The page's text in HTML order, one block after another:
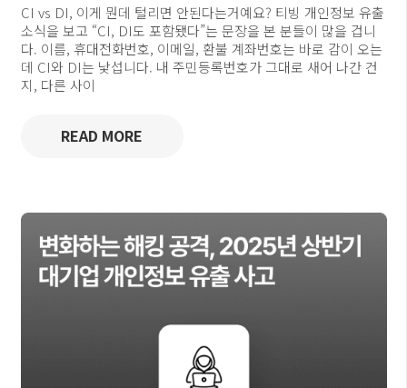
CI vs DI, 이게 뭔데 털리면 안된다는거예요? 티빙 개인정보 유출
소식을 보고 “CI, DI도 포함됐다”는 문장을 본 분들이 많을 겁니
다. 이름, 휴대전화번호, 이메일, 환불 계좌번호는 바로 감이 오는
데 CI와 DI는 낯섭니다. 내 주민등록번호가 그대로 새어 나간 건
지, 다른 사이
READ MORE